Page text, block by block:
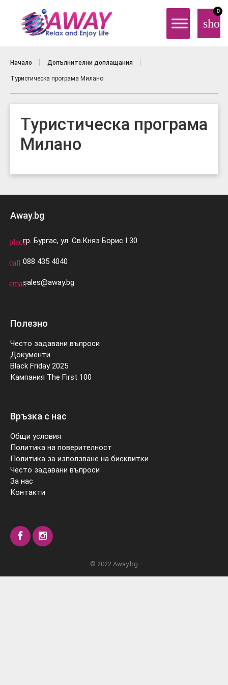
0
Начало Допълнителни доплащания
Туристическа програма Милано
Туристическа програма
Милано
Away.bg
placeгр. Бургас, ул. Св.Княз Борис I 30
call 088 435 4040
emailsales@away.bg
Полезно
Често задавани въпроси
Документи
Black Friday 2025
Кампания The First 100
Връзка с нас
Общи условия
Политика на поверителност
Политика за използване на бисквитки
Често задавани въпроси
За нас
Контакти
© 2022 Away.bg